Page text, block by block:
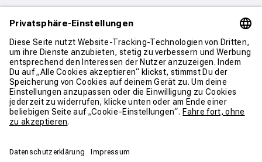
SERVICE & SUPPORT
KONTAKT